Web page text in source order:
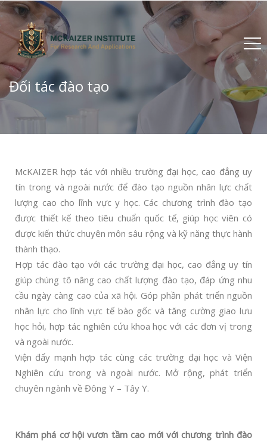
Đối tác đào tạo
McKAIZER hợp tác với nhiều trường đại học, cao đẳng uy
tín trong và ngoài nước để đào tạo nguồn nhân lực chất
lượng cao cho lĩnh vực y học.Các chương trình đào tạo
được thiết kế theo tiêu chuẩn quốc tế, giúp học viên có
được kiến thức chuyên môn sâu rộng và kỹ năng thực hành
thành thạo.
Hợp tác đào tạo với các trường đại học, cao đẳng uy tín
giúp chúng tô nâng cao chất lượng đào tạo, đáp ứng nhu
cầu ngày càng cao của xã hội. Góp phần phát triển nguồn
nhân lực cho lĩnh vực tế bào gốc và tăng cường giao lưu
học hỏi, hợp tác nghiên cứu khoa học với các đơn vị trong
và ngoài nước.
Viện đẩy mạnh hợp tác cùng các trường đại học và Viện
Nghiên cứu trong và ngoài nước. Mở rộng, phát triển
chuyên ngành về Đông Y – Tây Y.
Khám phá cơ hội vươn tầm cao mới với chương trình đào